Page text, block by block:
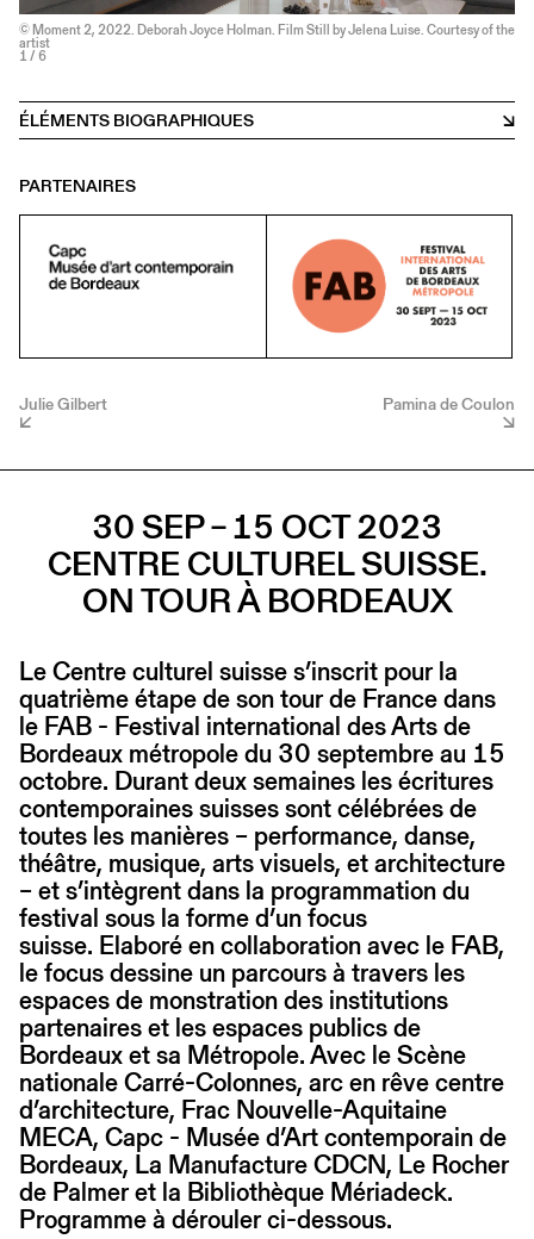
© Moment 2, 2022. Deborah Joyce Holman. Film Still by Jelena Luise. Courtesy of the
artist
1 / 6
ÉLÉMENTS BIOGRAPHIQUES
PARTENAIRES
Julie Gilbert Pamina de Coulon
30 SEP – 15 OCT 2023
CENTRE CULTUREL SUISSE.
ON TOUR À BORDEAUX
Le Centre culturel suisse s’inscrit pour la
quatrième étape de son tour de France dans
le FAB - Festival international des Arts de
Bordeaux métropole du 30 septembre au 15
octobre. Durant deux semaines les écritures
contemporaines suisses sont célébrées de
toutes les manières – performance, danse,
théâtre, musique, arts visuels, et architecture
– et s’intègrent dans la programmation du
festival sous la forme d’un focus
suisse. Elaboré en collaboration avec le FAB,
le focus dessine un parcours à travers les
espaces de monstration des institutions
partenaires et les espaces publics de
Bordeaux et sa Métropole. Avec le Scène
nationale Carré-Colonnes, arc en rêve centre
d’architecture, Frac Nouvelle-Aquitaine
MECA, Capc - Musée d’Art contemporain de
Bordeaux, La Manufacture CDCN, Le Rocher
de Palmer et la Bibliothèque Mériadeck.
Programme à dérouler ci-dessous.